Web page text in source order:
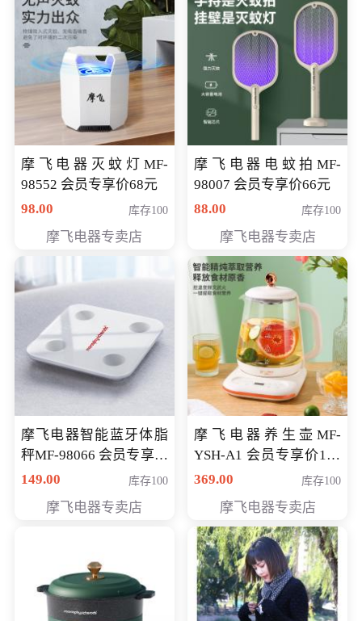
摩飞电器灭蚊灯MF-
98552 会员专享价68元
98.00
库存100
摩飞电器专卖店
摩飞电器电蚊拍MF-
98007 会员专享价66元
88.00
库存100
摩飞电器专卖店
摩飞电器智能蓝牙体脂
秤MF-98066 会员专享价
98元
149.00 库存100
摩飞电器专卖店
摩飞电器养生壶MF-
YSH-A1 会员专享价198
元
369.00 库存100
摩飞电器专卖店